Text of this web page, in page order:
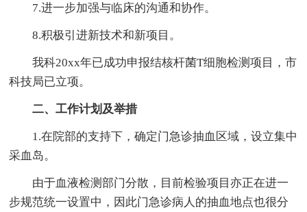
7.进一步加强与临床的沟通和协作。
8.积极引进新技术和新项目。
我科20xx年已成功申报结核杆菌T细胞检测项目，市
科技局已立项。
二、工作计划及举措
1.在院部的支持下，确定门急诊抽血区域，设立集中
采血岛。
由于血液检测部门分散，目前检验项目亦正在进一
步规范统一设置中，因此门急诊病人的抽血地点也很分